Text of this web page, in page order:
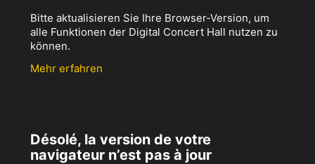
Bitte aktualisieren Sie Ihre Browser-Version, um
alle Funktionen der Digital Concert Hall nutzen zu
können.
Mehr erfahren
Désolé, la version de votre
navigateur n’est pas à jour